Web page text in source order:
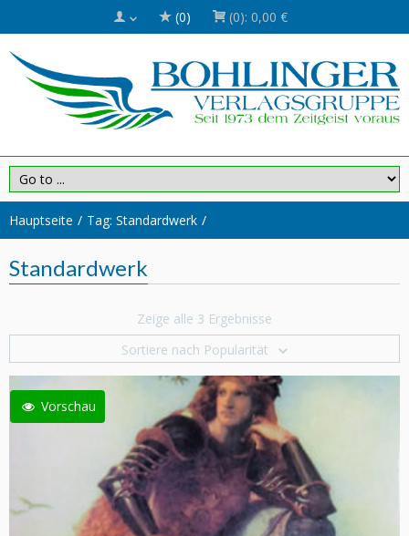
(0) (0): 0,00 €
Hauptseite Tag: Standardwerk
Standardwerk
Zeige alle 3 Ergebnisse
Sortiere nach Popularität
Vorschau